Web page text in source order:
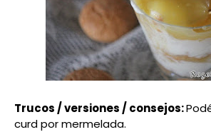
Trucos / versiones / consejos:
curd por mermelada.